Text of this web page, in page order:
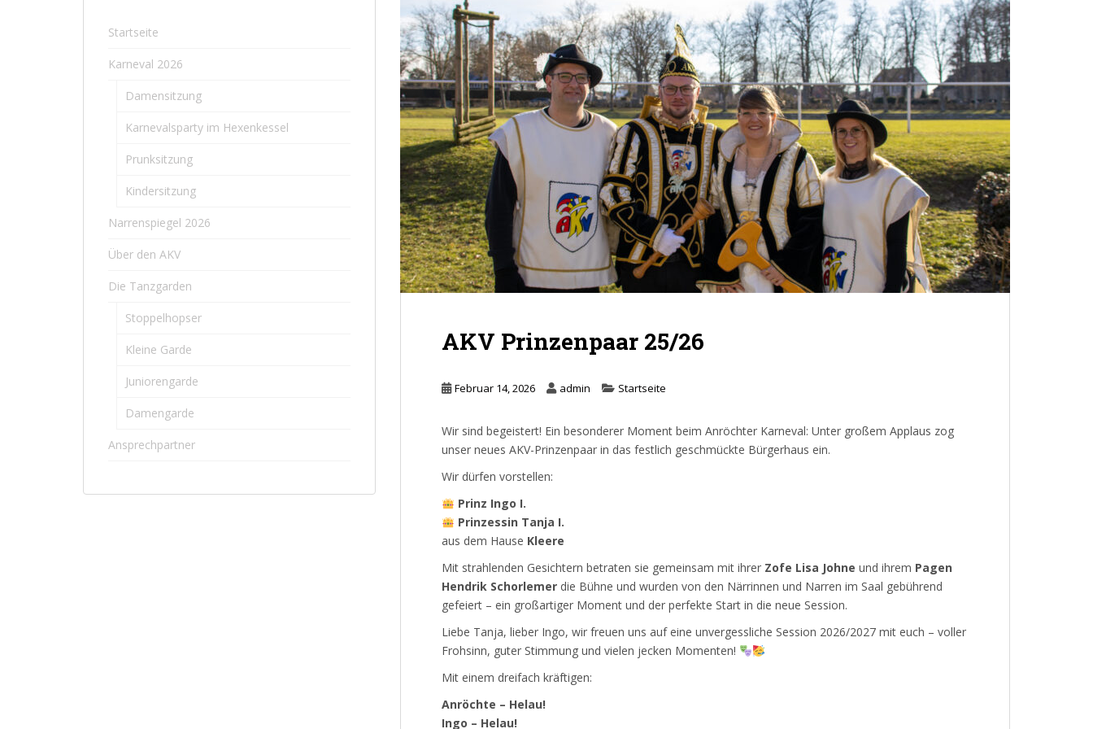
AKV Prinzenpaar 25/26
Februar 14, 2026 admin Startseite
Wir sind begeistert! Ein besonderer Moment beim Anröchter Karneval: Unter großem Applaus zog
unser neues AKV-Prinzenpaar in das festlich geschmückte Bürgerhaus ein.
Wir dürfen vorstellen:
Prinz Ingo I.
Prinzessin Tanja I.
aus dem Hause Kleere
Mit strahlenden Gesichtern betraten sie gemeinsam mit ihrer Zofe Lisa Johne und ihrem Pagen
Hendrik Schorlemer die Bühne und wurden von den Närrinnen und Narren im Saal gebührend
gefeiert – ein großartiger Moment und der perfekte Start in die neue Session.
Liebe Tanja, lieber Ingo, wir freuen uns auf eine unvergessliche Session 2026/2027 mit euch – voller
Frohsinn, guter Stimmung und vielen jecken Momenten!
Mit einem dreifach kräftigen:
Anröchte – Helau!
Ingo – Helau!
Startseite
Karneval 2026
Damensitzung
Karnevalsparty im Hexenkessel
Prunksitzung
Kindersitzung
Narrenspiegel 2026
Über den AKV
Die Tanzgarden
Stoppelhopser
Kleine Garde
Juniorengarde
Damengarde
Ansprechpartner